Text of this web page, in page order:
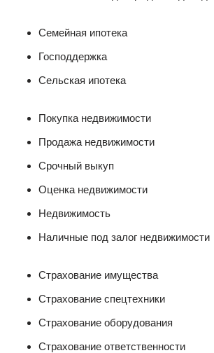
Семейная ипотека
Господдержка
Сельская ипотека
Покупка недвижимости
Продажа недвижимости
Срочный выкуп
Оценка недвижимости
Недвижимость
Наличные под залог недвижимости
Страхование имущества
Страхование спецтехники
Страхование оборудования
Страхование ответственности